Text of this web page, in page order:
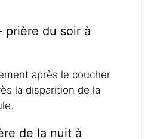
du soir à
après le coucher
la disparition de la
de la nuit à